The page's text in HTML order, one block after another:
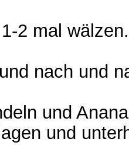
2 mal wälzen.
nach und
und
und